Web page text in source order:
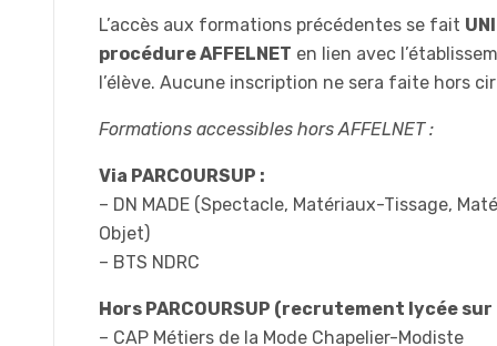
L’accès aux formations précédentes se fait
procédure AFFELNET en lien avec
l’élève. Aucune inscription ne sera faite hors
Formations accessibles hors AFFELNET :
Via PARCOURSUP :
– DN MADE (Spectacle, Matériaux-Tissage,
Objet)
– BTS NDRC
Hors PARCOURSUP (recrutement lycée sur
– CAP Métiers de la Mode Chapelier-Modiste